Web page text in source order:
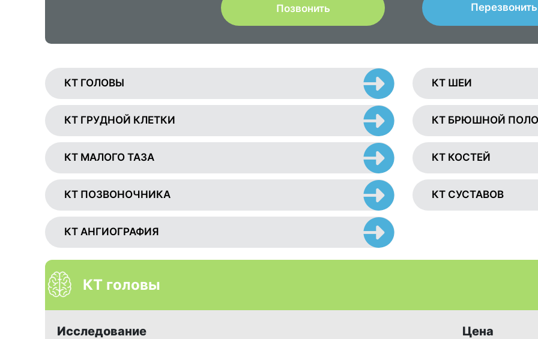
Позвонить Перезвонить
КТ ГОЛОВЫ
КТ ГРУДНОЙ КЛЕТКИ
КТ МАЛОГО ТАЗА
КТ ПОЗВОНОЧНИКА
КТ АНГИОГРАФИЯ
КТ ШЕИ
КТ БРЮШНОЙ
КТ КОСТЕЙ
КТ СУСТАВОВ
КТ головы
Исследование Цена